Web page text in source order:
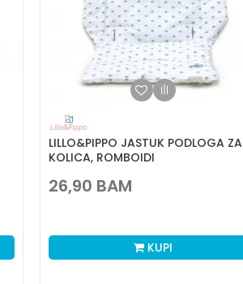
LILLO&PIPPO JASTUK PODLOGA ZA
KOLICA, ROMBOIDI
26,90 BAM
KUPI